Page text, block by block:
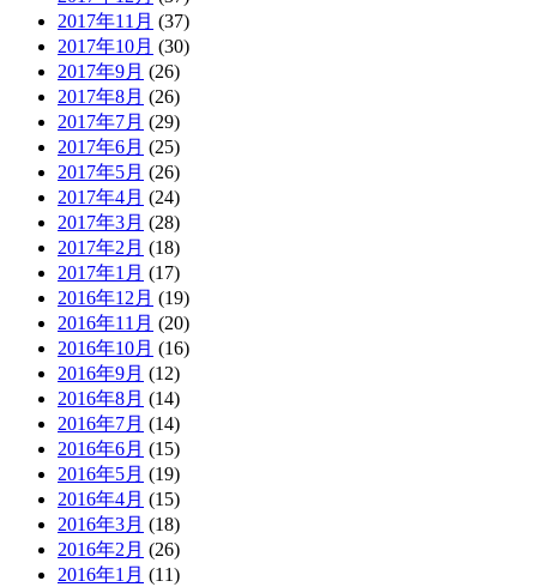
2017年11月 (37)
2017年10月 (30)
2017年9月 (26)
2017年8月 (26)
2017年7月 (29)
2017年6月 (25)
2017年5月 (26)
2017年4月 (24)
2017年3月 (28)
2017年2月 (18)
2017年1月 (17)
2016年12月 (19)
2016年11月 (20)
2016年10月 (16)
2016年9月 (12)
2016年8月 (14)
2016年7月 (14)
2016年6月 (15)
2016年5月 (19)
2016年4月 (15)
2016年3月 (18)
2016年2月 (26)
2016年1月 (11)